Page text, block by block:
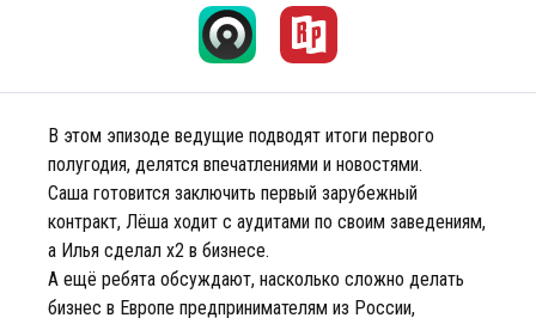
В этом эпизоде ведущие подводят итоги первого
полугодия, делятся впечатлениями и новостями.
Саша готовится заключить первый зарубежный
контракт, Лёша ходит с аудитами по своим заведениям,
а Илья сделал x2 в бизнесе.
А ещё ребята обсуждают, насколько сложно делать
бизнес в Европе предпринимателям из России,